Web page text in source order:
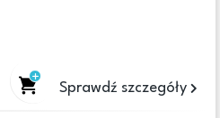
Sprawdź szczegóły